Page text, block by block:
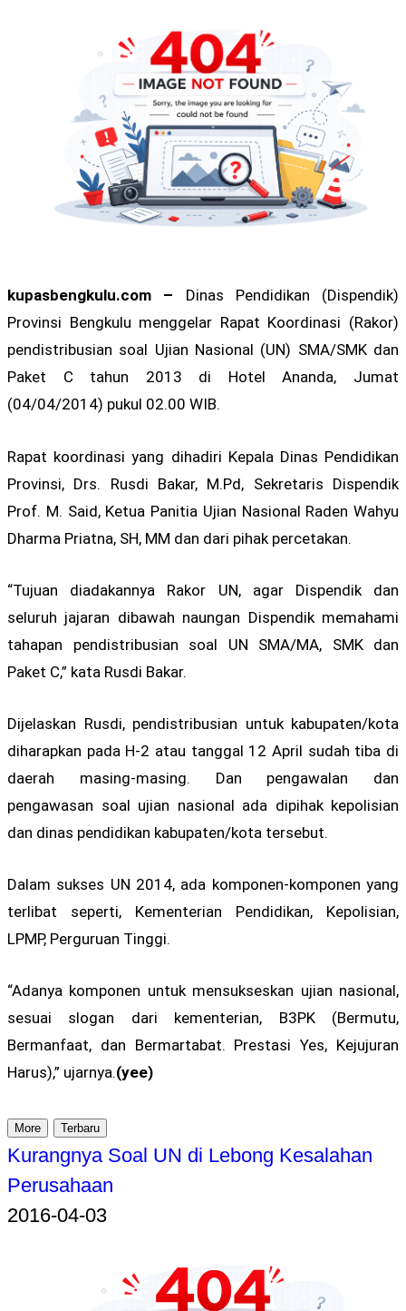
kupasbengkulu.com – Dinas Pendidikan (Dispendik)
Provinsi Bengkulu menggelar Rapat Koordinasi (Rakor)
pendistribusian soal Ujian Nasional (UN) SMA/SMK dan
Paket C tahun 2013 di Hotel Ananda, Jumat
(04/04/2014) pukul 02.00 WIB.
Rapat koordinasi yang dihadiri Kepala Dinas Pendidikan
Provinsi, Drs. Rusdi Bakar, M.Pd, Sekretaris Dispendik
Prof. M. Said, Ketua Panitia Ujian Nasional Raden Wahyu
Dharma Priatna, SH, MM dan dari pihak percetakan.
“Tujuan diadakannya Rakor UN, agar Dispendik dan
seluruh jajaran dibawah naungan Dispendik memahami
tahapan pendistribusian soal UN SMA/MA, SMK dan
Paket C,” kata Rusdi Bakar.
Dijelaskan Rusdi, pendistribusian untuk kabupaten/kota
diharapkan pada H-2 atau tanggal 12 April sudah tiba di
daerah masing-masing. Dan pengawalan dan
pengawasan soal ujian nasional ada dipihak kepolisian
dan dinas pendidikan kabupaten/kota tersebut.
Dalam sukses UN 2014, ada komponen-komponen yang
terlibat seperti, Kementerian Pendidikan, Kepolisian,
LPMP, Perguruan Tinggi.
“Adanya komponen untuk mensukseskan ujian nasional,
sesuai slogan dari kementerian, B3PK (Bermutu,
Bermanfaat, dan Bermartabat. Prestasi Yes, Kejujuran
Harus),” ujarnya.(yee)
More Terbaru
Kurangnya Soal UN di Lebong Kesalahan
Perusahaan
2016-04-03